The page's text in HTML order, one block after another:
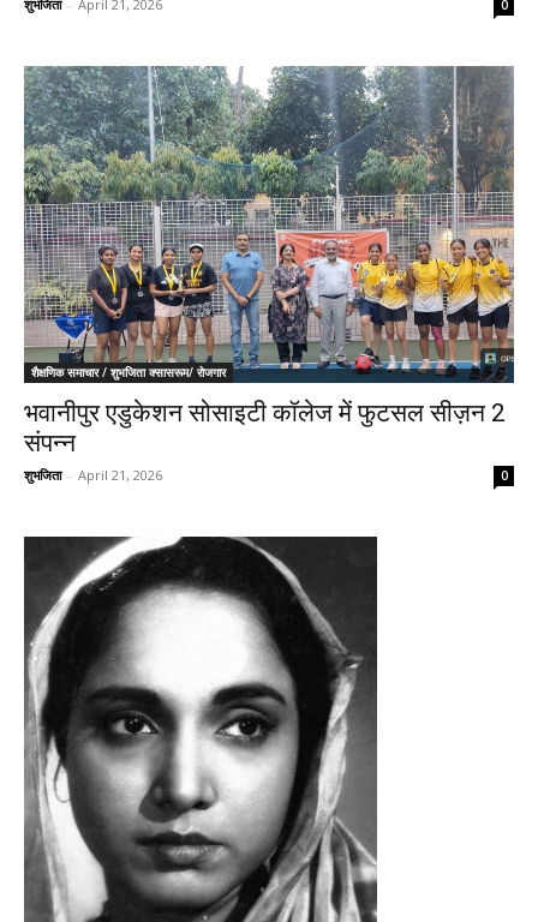
शुभजिता - April 21, 2026 0
शैक्षणिक समाचार / शुभजिता क्सासरूम/ रोजगार
भवानीपुर एडुकेशन सोसाइटी कॉलेज में फुटसल सीज़न 2
संपन्न
शुभजिता - April 21, 2026 0